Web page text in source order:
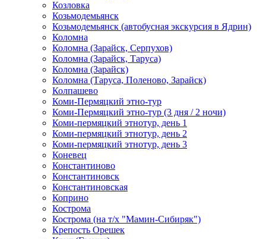
Козловка
Козьмодемьянск
Козьмодемьянск (автобусная экскурсия в Ядрин)
Коломна
Коломна (Зарайск, Серпухов)
Коломна (Зарайск, Таруса)
Коломна (Зарайск)
Коломна (Таруса, Поленово, Зарайск)
Колпашево
Коми-Пермяцкий этно-тур
Коми-Пермяцкий этно-тур (3 дня / 2 ночи)
Коми-пермяцкий этнотур, день 1
Коми-пермяцкий этнотур, день 2
Коми-пермяцкий этнотур, день 3
Коневец
Константиново
Константиновск
Константиновская
Коприно
Кострома
Кострома (на т/х "Мамин-Сибиряк")
Крепость Орешек